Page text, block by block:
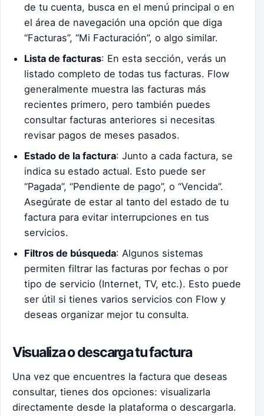
de tu cuenta, busca en el menú principal o en
el área de navegación una opción que diga
“Facturas”, “Mi Facturación”, o algo similar.
Lista de facturas: En esta sección, verás un
listado completo de todas tus facturas. Flow
generalmente muestra las facturas más
recientes primero, pero también puedes
consultar facturas anteriores si necesitas
revisar pagos de meses pasados.
Estado de la factura: Junto a cada factura, se
indica su estado actual. Esto puede ser
“Pagada”, “Pendiente de pago”, o “Vencida”.
Asegúrate de estar al tanto del estado de tu
factura para evitar interrupciones en tus
servicios.
Filtros de búsqueda: Algunos sistemas
permiten filtrar las facturas por fechas o por
tipo de servicio (Internet, TV, etc.). Esto puede
ser útil si tienes varios servicios con Flow y
deseas organizar mejor tu consulta.
Visualiza o descarga tu factura
Una vez que encuentres la factura que deseas
consultar, tienes dos opciones: visualizarla
directamente desde la plataforma o descargarla.